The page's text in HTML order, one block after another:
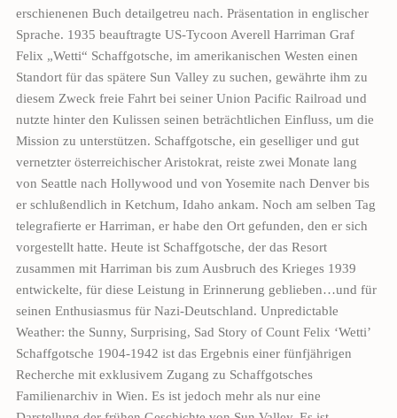
erschienenen Buch detailgetreu nach. Präsentation in englischer
Sprache. 1935 beauftragte US-Tycoon Averell Harriman Graf
Felix „Wetti“ Schaffgotsche, im amerikanischen Westen einen
Standort für das spätere Sun Valley zu suchen, gewährte ihm zu
diesem Zweck freie Fahrt bei seiner Union Pacific Railroad und
nutzte hinter den Kulissen seinen beträchtlichen Einfluss, um die
Mission zu unterstützen. Schaffgotsche, ein geselliger und gut
vernetzter österreichischer Aristokrat, reiste zwei Monate lang
von Seattle nach Hollywood und von Yosemite nach Denver bis
er schlußendlich in Ketchum, Idaho ankam. Noch am selben Tag
telegrafierte er Harriman, er habe den Ort gefunden, den er sich
vorgestellt hatte. Heute ist Schaffgotsche, der das Resort
zusammen mit Harriman bis zum Ausbruch des Krieges 1939
entwickelte, für diese Leistung in Erinnerung geblieben…und für
seinen Enthusiasmus für Nazi-Deutschland. Unpredictable
Weather: the Sunny, Surprising, Sad Story of Count Felix ‘Wetti’
Schaffgotsche 1904-1942 ist das Ergebnis einer fünfjährigen
Recherche mit exklusivem Zugang zu Schaffgotsches
Familienarchiv in Wien. Es ist jedoch mehr als nur eine